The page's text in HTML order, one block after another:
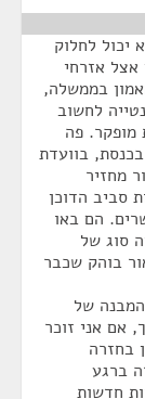
יכול לחלוק
אזרחי
בממשלה,
לחשוב
מופקר. פה
בוועדת
מחזיר
סביב הדוכן
הם באו
סוג של
בוהק שכבר
של
אם אני זוכר
בחזרה
ברגע
חדשות